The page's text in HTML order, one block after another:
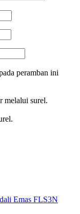
peramban ini
melalui surel.